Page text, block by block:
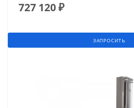
727 120₽
ЗАПРОСИТЬ